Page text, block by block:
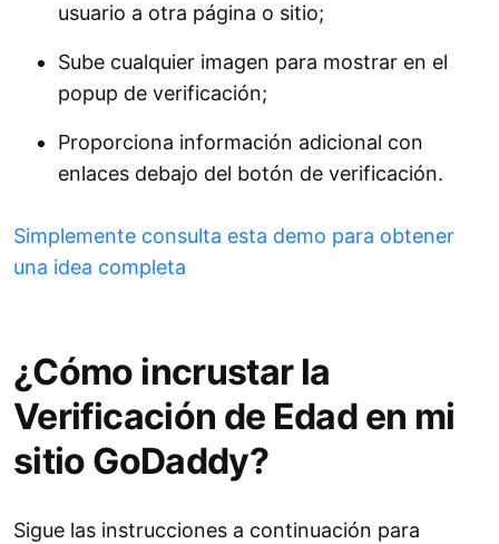
usuario a otra página o sitio;
Sube cualquier imagen para mostrar en el
popup de verificación;
Proporciona información adicional con
enlaces debajo del botón de verificación.
Simplemente consulta esta demo para obtener
una idea completa
¿Cómo incrustar la
Verificación de Edad en mi
sitio GoDaddy?
Sigue las instrucciones a continuación para